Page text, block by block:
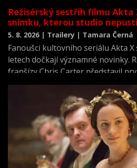
Režisérský sestřih filmu Akta
snímku, kterou studio
5. 8. 2026 | Trailery | Tamara Černá
Fanoušci kultovního seriálu Akta X
letech dočkají významné novinky.
franšízy Chris Carter představil
neviděné režisérské verzi filmu